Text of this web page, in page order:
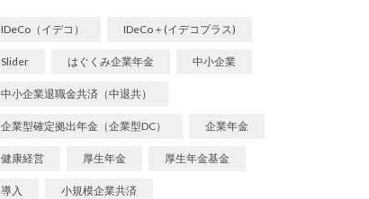
IDeCo（イデコ） IDeCo＋(イデコプラス)
Slider はぐくみ企業年金 中小企業
中小企業退職金共済（中退共）
企業型確定拠出年金（企業型DC） 企業年金
健康経営 厚生年金 厚生年金基金
導入 小規模企業共済